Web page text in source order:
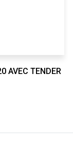
AVEC TENDER